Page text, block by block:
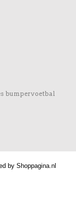
bumpervoetbal
by Shoppagina.nl